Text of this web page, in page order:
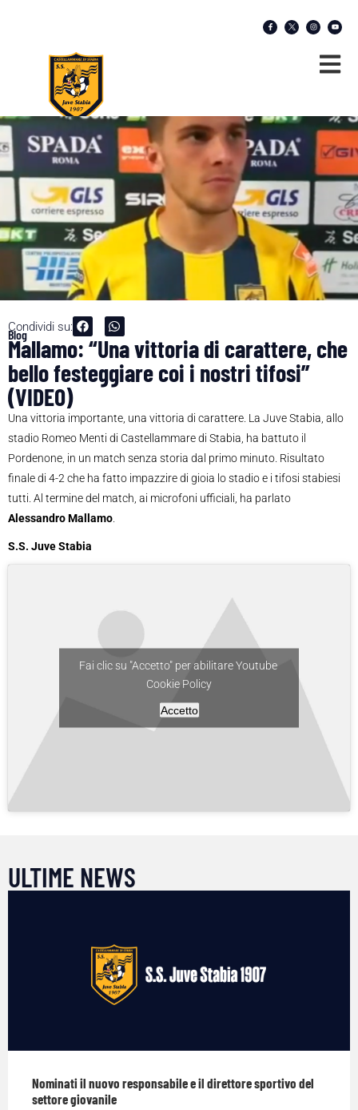
Condividi su:
Blog
Mallamo: “Una vittoria di carattere, che
bello festeggiare coi i nostri tifosi”
(VIDEO)
Una vittoria importante, una vittoria di carattere. La Juve Stabia, allo
stadio Romeo Menti di Castellammare di Stabia, ha battuto il
Pordenone, in un match senza storia dal primo minuto. Risultato
finale di 4-2 che ha fatto impazzire di gioia lo stadio e i tifosi stabiesi
tutti. Al termine del match, ai microfoni ufficiali, ha parlato
Alessandro Mallamo
S.S. Juve Stabia
Fai clic su "Accetto" per abilitare Youtube
Cookie Policy
Accetto
ULTIME NEWS
Nominati il nuovo responsabile e il direttore sportivo del
settore giovanile